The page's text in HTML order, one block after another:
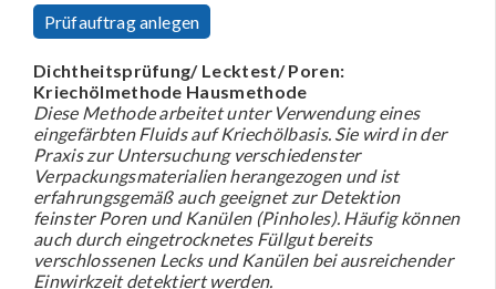
Prüfauftrag anlegen
Dichtheitsprüfung/ Lecktest/ Poren:
Kriechölmethode Hausmethode
Diese Methode arbeitet unter Verwendung eines
eingefärbten Fluids auf Kriechölbasis. Sie wird in der
Praxis zur Untersuchung verschiedenster
Verpackungsmaterialien herangezogen und ist
erfahrungsgemäß auch geeignet zur Detektion
feinster Poren und Kanülen (Pinholes). Häufig können
auch durch eingetrocknetes Füllgut bereits
verschlossenen Lecks und Kanülen bei ausreichender
Einwirkzeit detektiert werden.